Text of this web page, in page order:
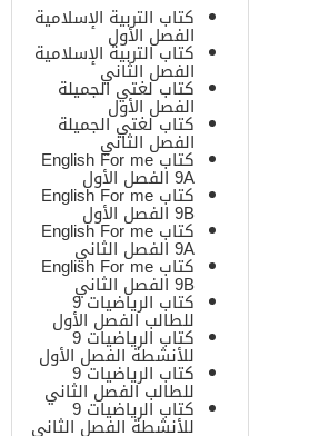
كتاب التربية الإسلامية
الفصل الأول
كتاب التربية الإسلامية
الفصل الثاني
كتاب لغتي الجميلة
الفصل الأول
كتاب لغتي الجميلة
الفصل الثاني
كتاب English For me
9A الفصل الأول
كتاب English For me
9B الفصل الأول
كتاب English For me
9A الفصل الثاني
كتاب English For me
9B الفصل الثاني
كتاب الرياضيات 9
للطالب الفصل الأول
كتاب الرياضيات 9
للأنشطة الفصل الأول
كتاب الرياضيات 9
للطالب الفصل الثاني
كتاب الرياضيات 9
للأنشطة الفصل الثاني